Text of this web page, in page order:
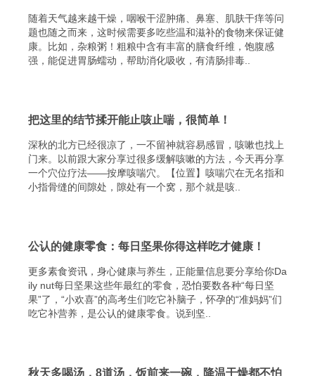
随着天气越来越干燥，咽喉干涩肿痛、鼻塞、肌肤干痒等问
题也随之而来，这时候需要多吃些温和滋补的食物来保证健
康。比如，杂粮粥！粗粮中含有丰富的膳食纤维，饱腹感
强，能促进胃肠蠕动，帮助消化吸收，有清肠排毒..
把这里的结节揉开能止咳止喘，很简单！
深秋的北方已经很凉了，一不留神就容易感冒，咳嗽也找上
门来。以前跟大家分享过很多缓解咳嗽的方法，今天再分享
一个穴位疗法——按摩咳喘穴。【位置】咳喘穴在无名指和
小指骨缝的间隙处，隙处有一个窝，那个就是咳..
公认的健康零食：每日坚果你得这样吃才健康！
更多素食资讯，身心健康与养生，正能量信息要分享给你Da
ily nut每日坚果这些年最红的零食，恐怕要数各种“每日坚
果”了，“小欢喜”的高考生们吃它补脑子，怀孕的“准妈妈”们
吃它补营养，是公认的健康零食。说到坚..
秋天多喝汤，8道汤，饭前来一碗，降温干燥都不怕